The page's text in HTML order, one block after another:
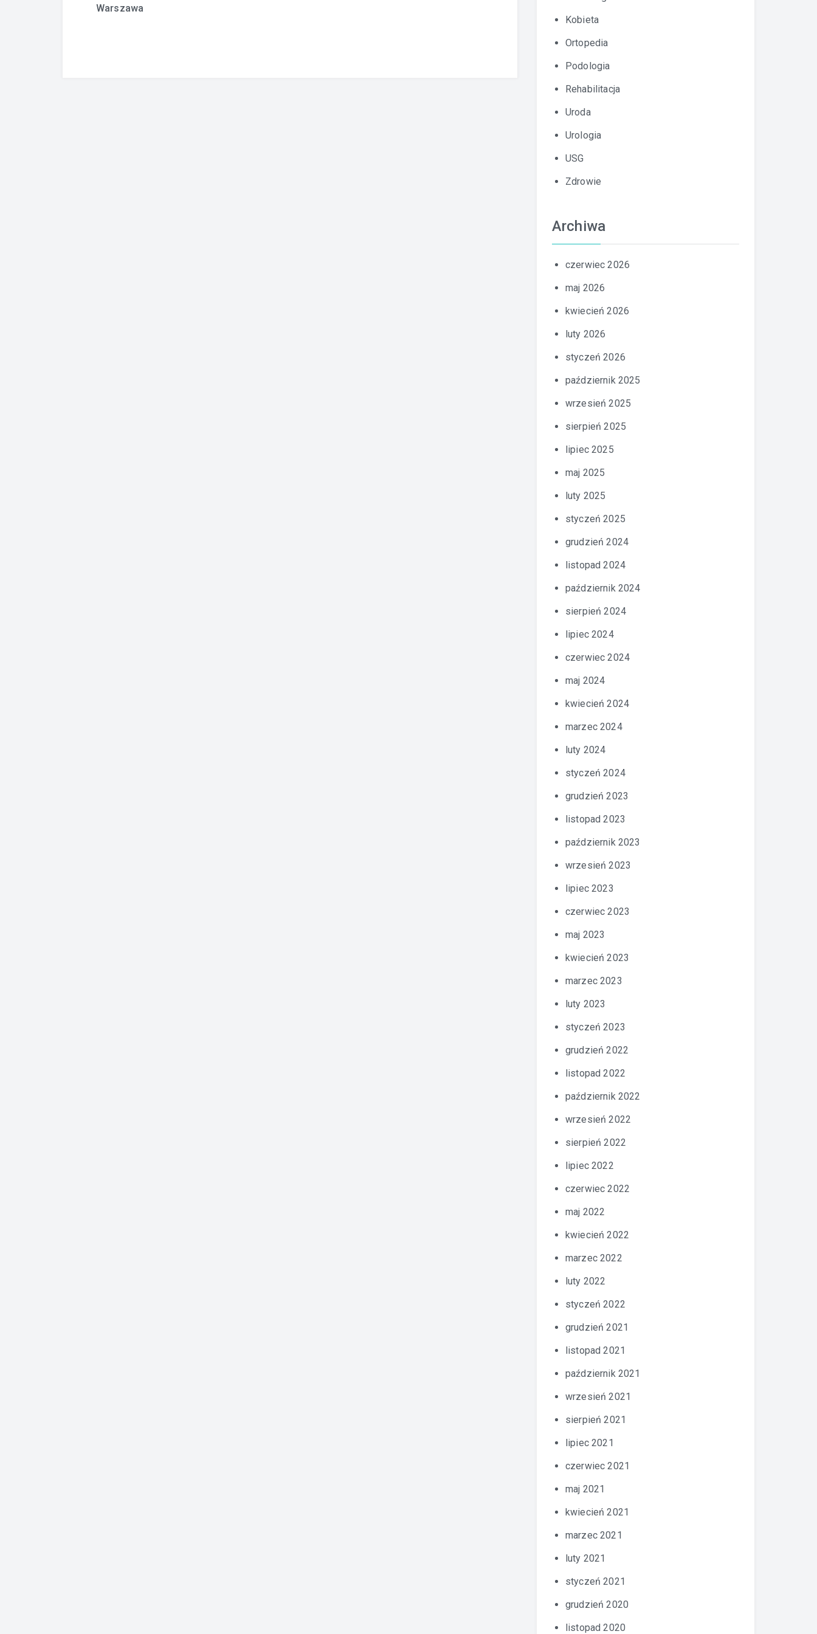
Warszawa
Kobieta
Ortopedia
Podologia
Rehabilitacja
Uroda
Urologia
USG
Zdrowie
Archiwa
czerwiec 2026
maj 2026
kwiecień 2026
luty 2026
styczeń 2026
październik 2025
wrzesień 2025
sierpień 2025
lipiec 2025
maj 2025
luty 2025
styczeń 2025
grudzień 2024
listopad 2024
październik 2024
sierpień 2024
lipiec 2024
czerwiec 2024
maj 2024
kwiecień 2024
marzec 2024
luty 2024
styczeń 2024
grudzień 2023
listopad 2023
październik 2023
wrzesień 2023
lipiec 2023
czerwiec 2023
maj 2023
kwiecień 2023
marzec 2023
luty 2023
styczeń 2023
grudzień 2022
listopad 2022
październik 2022
wrzesień 2022
sierpień 2022
lipiec 2022
czerwiec 2022
maj 2022
kwiecień 2022
marzec 2022
luty 2022
styczeń 2022
grudzień 2021
listopad 2021
październik 2021
wrzesień 2021
sierpień 2021
lipiec 2021
czerwiec 2021
maj 2021
kwiecień 2021
marzec 2021
luty 2021
styczeń 2021
grudzień 2020
listopad 2020